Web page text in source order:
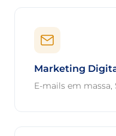
Marketing
E-mails em massa,